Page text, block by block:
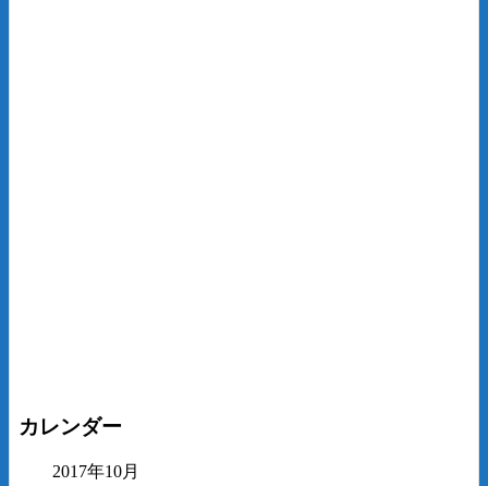
カレンダー
2017年10月